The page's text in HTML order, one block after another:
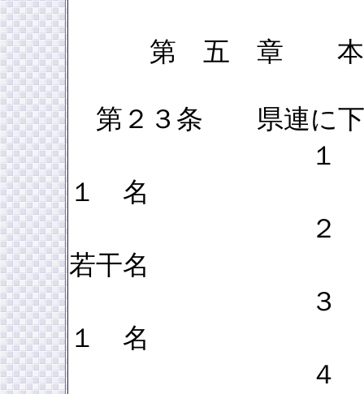
第 五 章
第２３条 県連に下
１
１ 名
２
若干名
３
１ 名
４